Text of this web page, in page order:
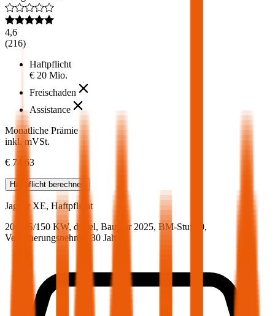
4,6
(216)
Haftpflicht
€ 20 Mio.
Freischaden
Assistance
Monatliche Prämie
inkl. mVSt.
€ 74,63
Haftpflicht berechnen
JaguarXE, Haftpflicht
204 PS/150 KW, diesel, Baujahr 2025, BM-Stufe 0,
Versicherungsnehmer 30 Jahre